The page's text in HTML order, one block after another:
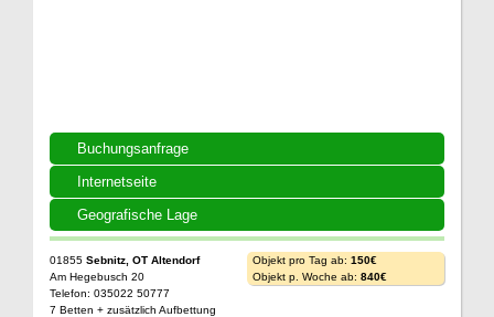
Buchungsanfrage
Internetseite
Geografische Lage
01855 Sebnitz, OT Altendorf
Am Hegebusch 20
Telefon: 035022 50777
7 Betten + zusätzlich Aufbettung
Objekt pro Tag ab: 150€
Objekt p. Woche ab: 840€